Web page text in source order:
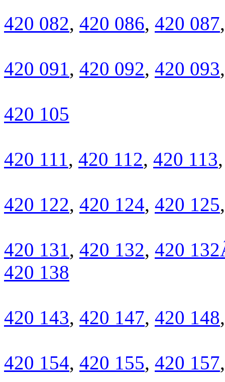
420 082, 420 086, 420 087
420 091, 420 092, 420 093
420 105
420 111, 420 112, 420 113
420 122, 420 124, 420 125
420 131, 420 132, 420
420 138
420 143, 420 147, 420 148
420 154, 420 155, 420 157